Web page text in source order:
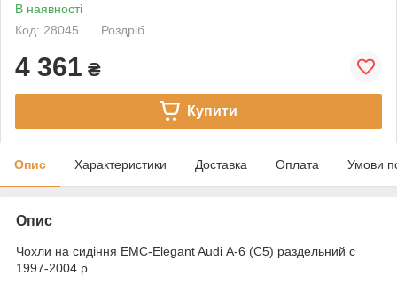
В наявності
Код: 28045
Роздріб
4 361 ₴
Купити
Опис Характеристики Доставка Оплата Умови
Опис
Чохли на сидіння EMC-Elegant Audi А-6 (C5) раздельний c
1997-2004 р